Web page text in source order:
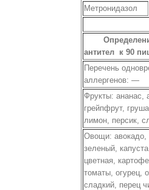
Метронидазол
Определение
антител к 90
Перечень
аллергенов: —
Фрукты: ананас,
грейпфрут,
лимон, персик,
Овощи: авокадо,
зеленый,
цветная,
томаты, огурец,
сладкий, перец